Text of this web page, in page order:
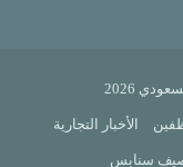
2026
الأخبار التجارية
سنابس